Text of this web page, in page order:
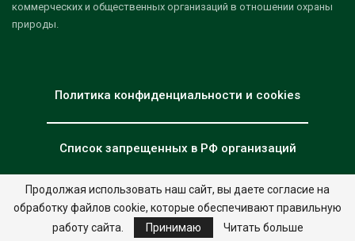
коммерческих и общественных организаций в отношении охраны
природы.
Политика конфиденциальности и cookies
Список запрещенных в РФ организаций
© 2026 - НИА "Экология". Все права защищены. Дизайн:nia.eco
Продолжая использовать наш сайт, вы даете согласие на
обработку файлов cookie, которые обеспечивают правильную
работу сайта.
Принимаю Читать больше